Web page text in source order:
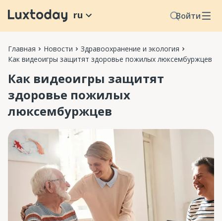
Войти
ru
Главная Новости
Здравоохранение и экология
Как видеоигры защитят здоровье пожилых люксембуржцев
Как видеоигры защитят
здоровье пожилых
люксембуржцев